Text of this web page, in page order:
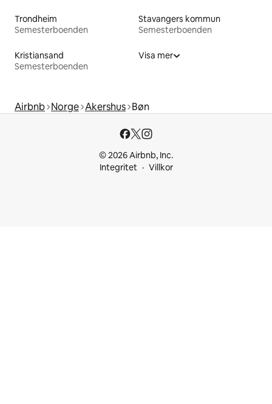
Trondheim
Semesterboenden
Stavangers kommun
Semesterboenden
Kristiansand
Semesterboenden
Visa mer
Airbnb Norge Akershus Bøn
© 2026 Airbnb, Inc.
Integritet
Villkor